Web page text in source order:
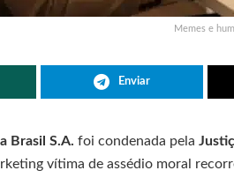
Memes e
Enviar
Brasil S.A. foi condenada pela
vítima de assédio moral